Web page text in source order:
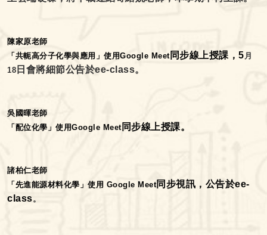
陳家原老師
「共軛高分子化學與應用」使用Google Meet同步線上授課，5 月
18 日會將細節公告於ee-class。
吳國暉老師
「配位化學」使用Google Meet同步線上授課。
諸柏仁老師
「先進能源材料化學」使用 Google Meet同步視訊，公告於ee-
class。